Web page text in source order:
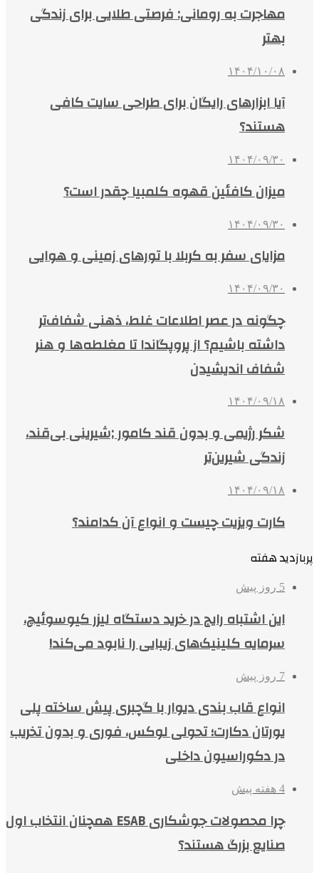
مهاجرت به رومانی: فرصتی طلایی برای زندگی
بهتر
۱۴۰۴/۱۰/۰۸
آیا ابزارهای رایگان برای طراحی سایت کافی
هستند؟
۱۴۰۴/۰۹/۳۰
میزان کافئین قهوه کلمبیا چقدر است؟
۱۴۰۴/۰۹/۳۰
مزایای سفر به کربلا با تورهای زمینی و هوایی
۱۴۰۴/۰۹/۳۰
چگونه در عصر اطلاعات غلط، ذهنی شفاف‌تر
داشته باشیم؟ از پروپگاندا تا مغلطه‌ها و هنر
شفاف اندیشیدن
۱۴۰۴/۰۹/۱۸
شکر رژیمی و بدون قند کامور ;شیرینی بی‌قند،
زندگی شیرین‌تر
۱۴۰۴/۰۹/۱۸
کارت ویزیت چیست و انواع آن کدامند؟
پربازدید هفته
5 روز پیش
این اشتباه رایج در خرید دستگاه لیزر کیوسوئیچ،
سرمایه کلینیک‌های زیبایی را نابود می‌کند!
7 روز پیش
انواع قاب بندی دیوار با گچبری پیش ساخته پلی
یورتان دکارت؛ تحولی لوکس، فوری و بدون تخریب
در دکوراسیون داخلی
4 هفته پیش
چرا محصولات جوشکاری ESAB همچنان انتخاب اول
صنایع بزرگ هستند؟